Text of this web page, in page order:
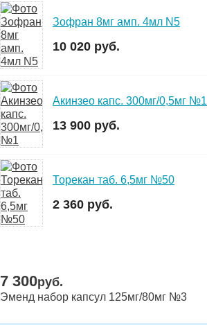
Зофран 8мг амп. 4мл N5
10 020 руб.
Акинзео капс. 300мг/0,5мг №1
13 900 руб.
Торекан таб. 6,5мг №50
2 360 руб.
7 300руб.
Эменд набор капсул 125мг/80мг №3